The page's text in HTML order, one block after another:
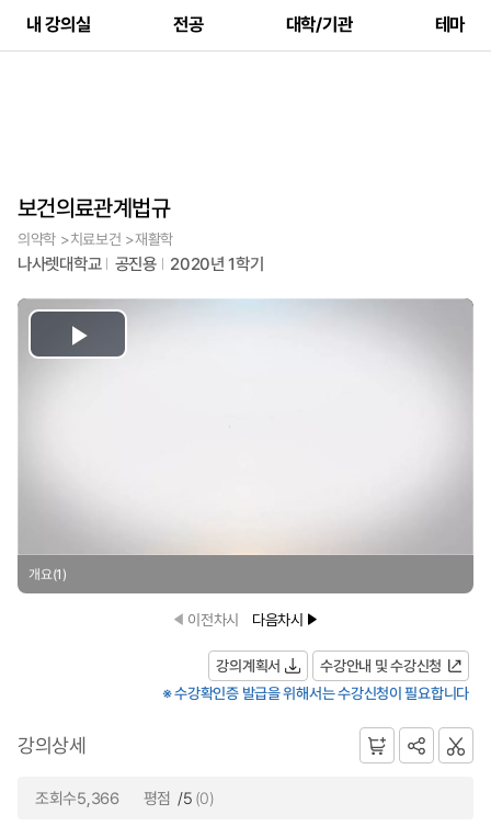
내 강의실 전공 대학/기관 테마
보건의료관계법규
의약학 >치료보건 >재활학
나사렛대학교 공진용 2020년 1학기
Play
개요(1)
이전차시 다음차시
강의계획서
수강안내 및 수강신청
※ 수강확인증 발급을 위해서는 수강신청이 필요합니다
강의상세
조회수5,366 평점 /5 (0)